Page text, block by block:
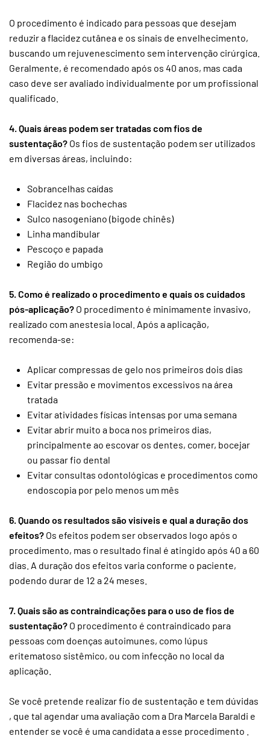
O procedimento é indicado para pessoas que desejam
reduzir a flacidez cutânea e os sinais de envelhecimento,
buscando um rejuvenescimento sem intervenção cirúrgica.
Geralmente, é recomendado após os 40 anos, mas cada
caso deve ser avaliado individualmente por um profissional
qualificado.
4. Quais áreas podem ser tratadas com fios de
sustentação? Os fios de sustentação podem ser utilizados
em diversas áreas, incluindo:
Sobrancelhas caídas
Flacidez nas bochechas
Sulco nasogeniano (bigode chinês)
Linha mandibular
Pescoço e papada
Região do umbigo
5. Como é realizado o procedimento e quais os cuidados
pós-aplicação? O procedimento é minimamente invasivo,
realizado com anestesia local. Após a aplicação,
recomenda-se:
Aplicar compressas de gelo nos primeiros dois dias
Evitar pressão e movimentos excessivos na área
tratada
Evitar atividades físicas intensas por uma semana
Evitar abrir muito a boca nos primeiros dias,
principalmente ao escovar os dentes, comer, bocejar
ou passar fio dental
Evitar consultas odontológicas e procedimentos como
endoscopia por pelo menos um mês
6. Quando os resultados são visíveis e qual a duração dos
efeitos? Os efeitos podem ser observados logo após o
procedimento, mas o resultado final é atingido após 40 a 60
dias. A duração dos efeitos varia conforme o paciente,
podendo durar de 12 a 24 meses.
7. Quais são as contraindicações para o uso de fios de
sustentação? O procedimento é contraindicado para
pessoas com doenças autoimunes, como lúpus
eritematoso sistêmico, ou com infecção no local da
aplicação.
Se você pretende realizar fio de sustentação e tem dúvidas
, que tal agendar uma avaliação com a Dra Marcela Baraldi e
entender se você é uma candidata a esse procedimento .